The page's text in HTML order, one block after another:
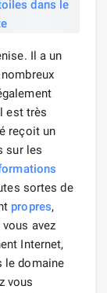
Il a un
est très
reçoit un
sur les
sortes de
propres,
avez
Internet,
le domaine
vous